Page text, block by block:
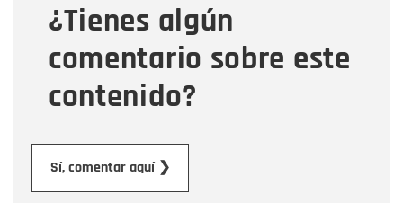
¿Tienes algún
comentario sobre este
contenido?
Sí, comentar aquí ❯
Mensaje